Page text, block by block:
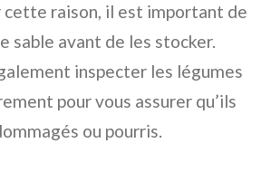
cette raison, il est important de
sable avant de les stocker.
inspecter les légumes
pour vous assurer qu’ils
ou pourris.